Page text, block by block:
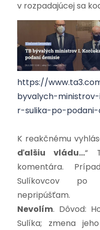
v rozpadajúcej sa
https://
byvalych-
r-sulika-po-podani-
K reakčnému
ďalšiu vládu…“
komentára.
Sulíkovcov po
nepripúšťam.
Nevolím. Dôvod:
Sulíka; zmena